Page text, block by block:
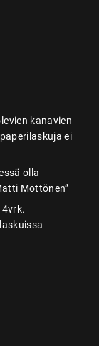
kanavien
ei
olla
Möttönen”